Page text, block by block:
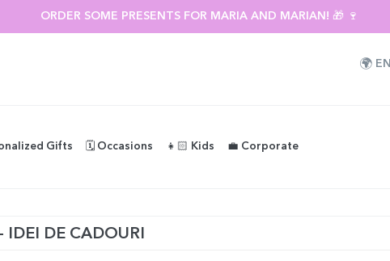
ORDER SOME PRESENTS FOR MARIA AND MARIAN! 🎁 🍷
🌍 EN
Gifts 🗓️ Occasions 👧🏻 Kids 💼 Corporate
IDEI DE CADOURI